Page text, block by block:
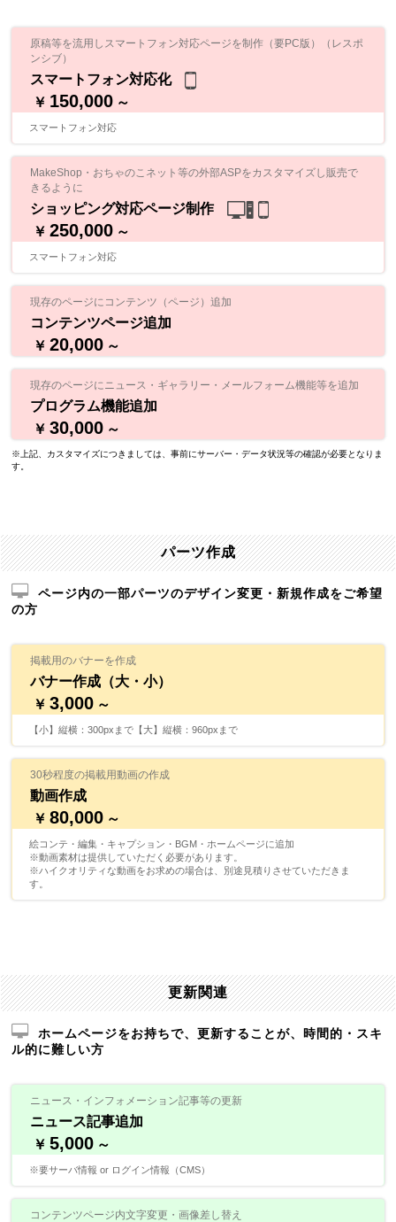
原稿等を流用しスマートフォン対応ページを制作（要PC版）（レスポ
ンシブ）
スマートフォン対応化
￥ 150,000 ～
スマートフォン対応
MakeShop・おちゃのこネット等の外部ASPをカスタマイズし販売で
きるように
ショッピング対応ページ制作
￥ 250,000 ～
スマートフォン対応
現存のページにコンテンツ（ページ）追加
コンテンツページ追加
￥ 20,000 ～
現存のページにニュース・ギャラリー・メールフォーム機能等を追加
プログラム機能追加
￥ 30,000 ～
※上記、カスタマイズにつきましては、事前にサーバー・データ状況等の確認が必要となりま
す。
パーツ作成
ページ内の一部パーツのデザイン変更・新規作成をご希望
の方
掲載用のバナーを作成
バナー作成（大・小）
￥ 3,000 ～
【小】縦横：300pxまで【大】縦横：960pxまで
30秒程度の掲載用動画の作成
動画作成
￥ 80,000 ～
絵コンテ・編集・キャプション・BGM・ホームページに追加
※動画素材は提供していただく必要があります。
※ハイクオリティな動画をお求めの場合は、別途見積りさせていただきま
す。
更新関連
ホームページをお持ちで、更新することが、時間的・スキ
ル的に難しい方
ニュース・インフォメーション記事等の更新
ニュース記事追加
￥ 5,000 ～
※要サーバ情報 or ログイン情報（CMS）
コンテンツページ内文字変更・画像差し替え